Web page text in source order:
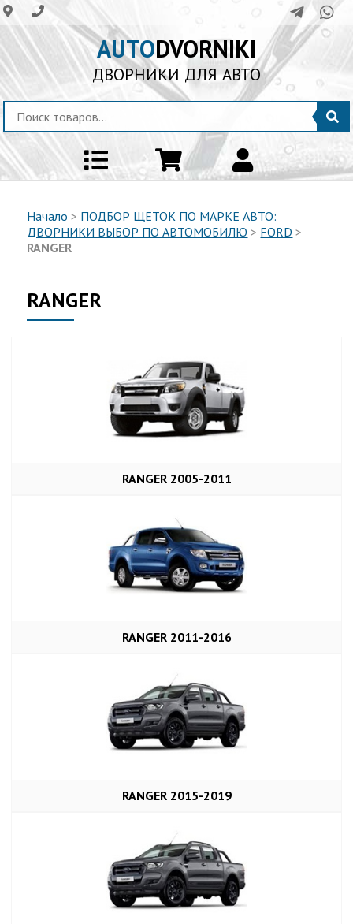
AUTODVORNIKI
ДВОРНИКИ ДЛЯ АВТО
Начало > ПОДБОР ЩЕТОК ПО МАРКЕ АВТО:
ДВОРНИКИ ВЫБОР ПО АВТОМОБИЛЮ > FORD >
RANGER
RANGER
RANGER 2005-2011
RANGER 2011-2016
RANGER 2015-2019